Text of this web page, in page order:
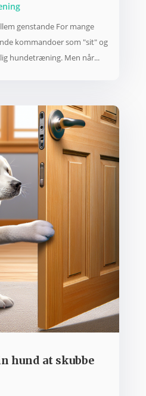
genstande For mange
kommandoer som "sit" og
hundetræning. Men når...
hund at skubbe